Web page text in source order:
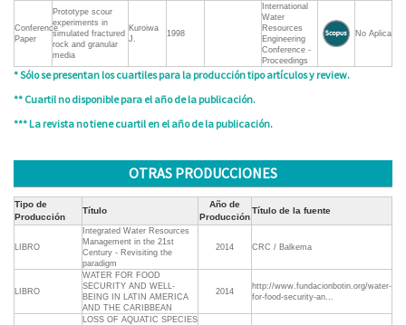
Conference
Paper
Prototype scour
experiments in
simulated fractured
rock and granular
media
Kuroiwa
J.
1998
International
Water
Resources
Engineering
Conference -
Proceedings
No Aplica
* Sólo se presentan los cuartiles para la producción tipo artículos y review.
** Cuartil no disponible para el año de la publicación.
*** La revista no tiene cuartil en el año de la publicación.
OTRAS PRODUCCIONES
Tipo de
Producción
Título
Año de
Producción
Título de la fuente
LIBRO
Integrated Water Resources
Management in the 21st
Century - Revisiting the
paradigm
2014 CRC / Balkema
LIBRO
WATER FOR FOOD
SECURITY AND WELL-
BEING IN LATIN AMERICA
AND THE CARIBBEAN
2014
http://www.fundacionbotin.org/water-
for-food-security-an...
LOSS OF AQUATIC SPECIES